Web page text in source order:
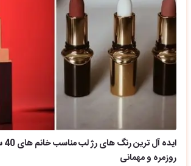
روزمره و مهمانی